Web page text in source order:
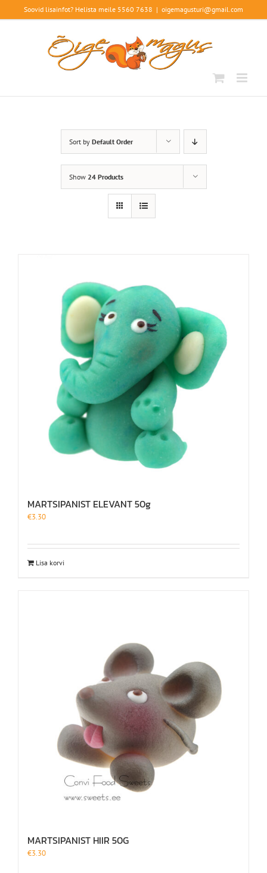
Soovid lisainfot? Helista meile 5560 7638 | oigemagusturi@gmail.com
Sort by Default Order
Show 24 Products
MARTSIPANIST ELEVANT 50g
€3.30
Lisa korvi
MARTSIPANIST HIIR 50G
€3.30